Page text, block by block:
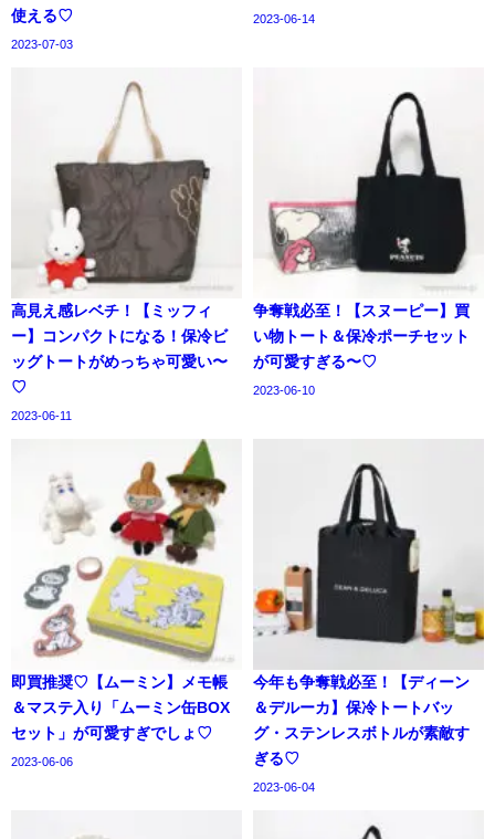
使える♡
2023-07-03
2023-06-14
高見え感レベチ！【ミッフィ
ー】コンパクトになる！保冷ビ
ッグトートがめっちゃ可愛い〜
♡
2023-06-11
争奪戦必至！【スヌーピー】買
い物トート＆保冷ポーチセット
が可愛すぎる〜♡
2023-06-10
即買推奨♡【ムーミン】メモ帳
＆マステ入り「ムーミン缶BOX
セット」が可愛すぎでしょ♡
2023-06-06
今年も争奪戦必至！【ディーン
＆デルーカ】保冷トートバッ
グ・ステンレスボトルが素敵す
ぎる♡
2023-06-04